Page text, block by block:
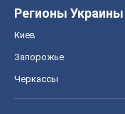
Регионы Украины
Киев
Запорожье
Черкассы